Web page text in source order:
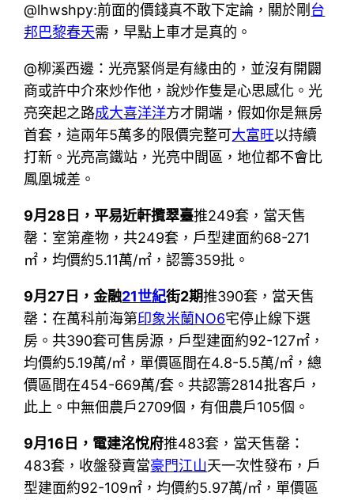
@lhwshpy:前面的價錢真不敢下定論，關於剛 台
邦巴黎春天需，早點上車才是真的。
@柳溪西邊：光亮緊俏是有緣由的，並沒有開闢
商或許中介來炒作他，說炒作隻是心思感化。光
亮突起之路成大喜洋洋方才開端，假如你是無房
首套，這兩年5萬多的限價完整可大富旺以持續
打新。光亮高鐵站，光亮中間區，地位都不會比
鳳凰城差。
9月28日， 平易近軒攬翠臺推249套，當天售
罄：室第產物，共249套，戶型建面約68-271
㎡，均價約5.11萬/㎡，認籌359批。
9月27日，金融21世紀街2期推390套，當天售
罄：在萬科前海第印象米蘭NO6宅停止線下選
房。共390套可售房源，戶型建面約92-127㎡，
均價約5.19萬/㎡，單價區間在4.8-5.5萬/㎡，總
價區間在454-669萬/套。共認籌2814批客戶，
此上。中無佃農戶2709個，有佃農戶105個。
9月16日， 電建洺悅府推483套，當天售罄：
483套，收盤發賣當豪門江山天一次性發布，戶
型建面約92-109㎡，均價約5.97萬/㎡，單價區